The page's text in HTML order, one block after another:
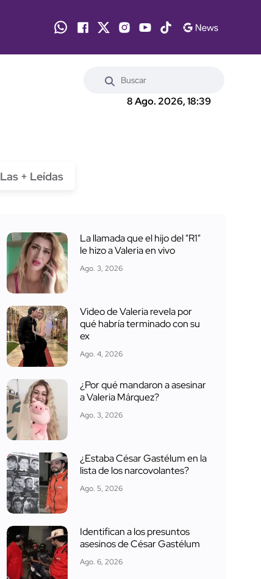
8 Ago. 2026, 18:39
Las + Leídas
La llamada que el hijo del "R1"
le hizo a Valeria en vivo
Ago. 3, 2026
Video de Valeria revela por
qué habría terminado con su
ex
Ago. 4, 2026
¿Por qué mandaron a asesinar
a Valeria Márquez?
Ago. 3, 2026
¿Estaba César Gastélum en la
lista de los narcovolantes?
Ago. 5, 2026
Identifican a los presuntos
asesinos de César Gastélum
Ago. 6, 2026